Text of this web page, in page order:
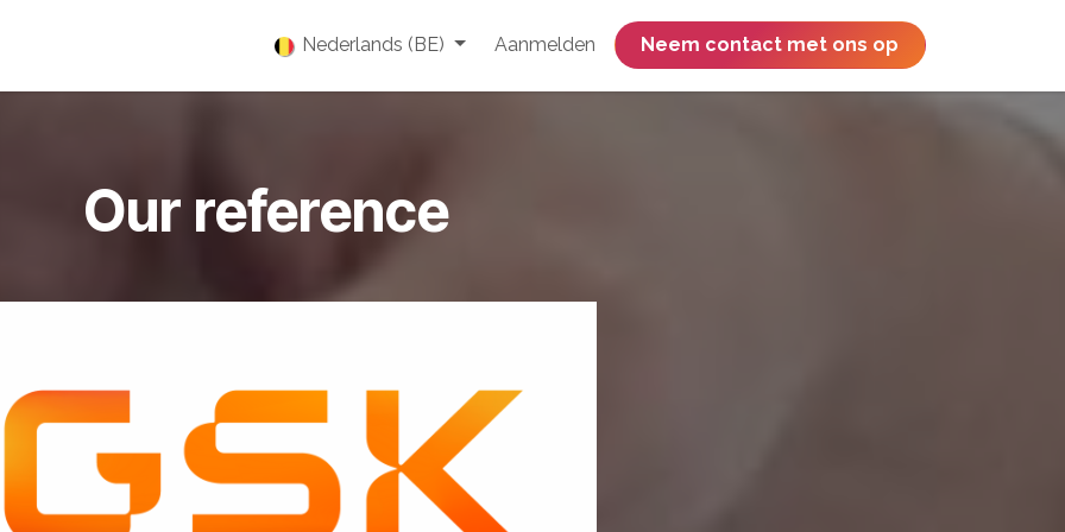
Blog Event
Nederlands (BE) Aanmelden ​​​​​​​​​​​​​​​​Neem contact met ons op
Our reference